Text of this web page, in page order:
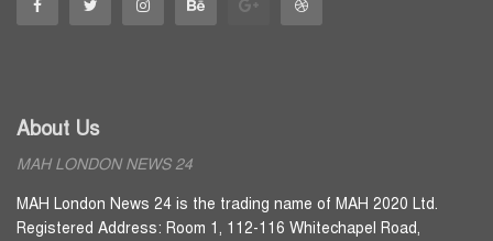
About Us
MAH LONDON NEWS 24
MAH London News 24 is the trading name of MAH 2020 Ltd.
Registered Address: Room 1, 112-116 Whitechapel Road,